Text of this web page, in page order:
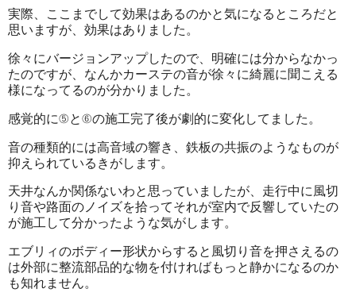
実際、ここまでして効果はあるのかと気になるところだと
思いますが、効果はありました。
徐々にバージョンアップしたので、明確には分からなかっ
たのですが、なんかカーステの音が徐々に綺麗に聞こえる
様になってるのが分かりました。
感覚的に⑤と⑥の施工完了後が劇的に変化してました。
音の種類的には高音域の響き、鉄板の共振のようなものが
抑えられているきがします。
天井なんか関係ないわと思っていましたが、走行中に風切
り音や路面のノイズを拾ってそれが室内で反響していたの
が施工して分かったような気がします。
エブリィのボディー形状からすると風切り音を押さえるの
は外部に整流部品的な物を付ければもっと静かになるのか
も知れません。